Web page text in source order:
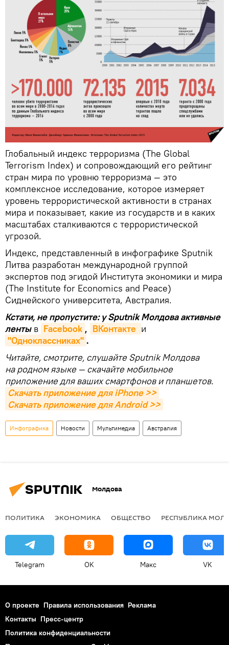
Глобальный индекс терроризма (The Global
Terrorism Index) и сопровождающий его рейтинг
стран мира по уровню терроризма — это
комплексное исследование, которое измеряет
уровень террористической активности в странах
мира и показывает, какие из государств и в каких
масштабах сталкиваются с террористической
угрозой.
Индекс, представленный в инфографике Sputnik
Литва разработан международной группой
экспертов под эгидой Института экономики и мира
(The Institute for Economics and Peace)
Сиднейского университета, Австралия.
Кстати, не пропустите: у Sputnik Молдова активные
ленты в Facebook , ВКонтакте и
"Одноклассниках" .
Читайте, смотрите, слушайте Sputnik Молдова
на родном языке — скачайте мобильное
приложение для ваших смартфонов и планшетов.
Скачать приложение для iPhone >>
Скачать приложение для Android >>
Инфографика Новости Мультимедиа Австралия
Молдова
ПОЛИТИКА ЭКОНОМИКА ОБЩЕСТВО РЕСПУБЛИКА
Telegram OK Макс VK
О проекте Правила использования Реклама
Контакты Пресс-центр
Политика конфиденциальности